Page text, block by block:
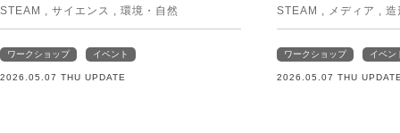
STEAM , サイエンス , 環境・自然
ワークショップ イベント
2026.05.07 THU UPDATE
STEAM , メディア , 造
ワークショップ イベン
2026.05.07 THU